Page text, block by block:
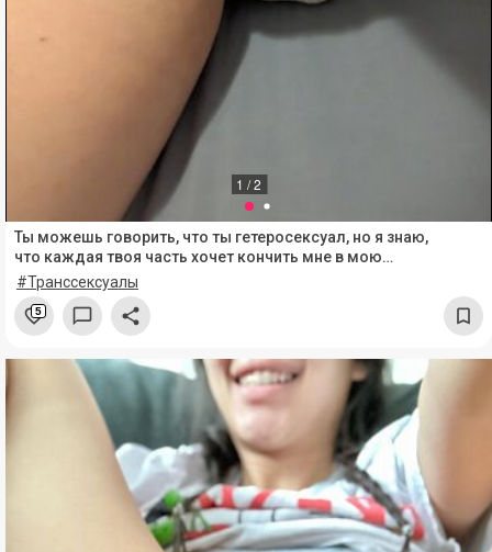
1 / 2
Ты можешь говорить, что ты гетеросексуал, но я знаю,
что каждая твоя часть хочет кончить мне в мою
миленькую попку.
#Транссексуалы
5